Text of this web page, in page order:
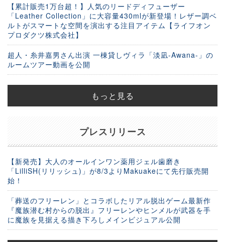
【累計販売1万台超！】人気のリードディフューザー
「Leather Collection」に大容量430mlが新登場！レザー調ベ
ルトがスマートな空間を演出する注目アイテム【ライフオン
プロダクツ株式会社】
超人・糸井嘉男さん出演 一棟貸しヴィラ「淡凪-Awana-」の
ルームツアー動画を公開
もっと見る
プレスリリース
【新発売】大人のオールインワン薬用ジェル歯磨き
「LilliSH(リリッシュ)」が8/3よりMakuakeにて先行販売開
始！
「葬送のフリーレン」とコラボしたリアル脱出ゲーム最新作
『魔族潜む村からの脱出』フリーレンやヒンメルが武器を手
に魔族を見据える描き下ろしメインビジュアル公開